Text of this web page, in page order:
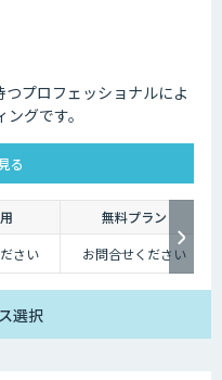
プロフェッショナルによ
グです。
る
無料プラン
さい お問合せください
選択